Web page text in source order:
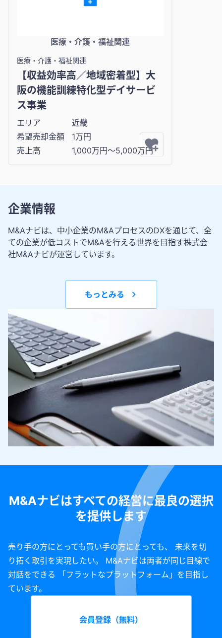
医療・介護・福祉関連
医療・介護・福祉関連
【収益効率高／地域密着型】大
阪の機能訓練特化型デイサービ
ス事業
エリア
近畿
希望売却金額
1万円
売上高
1,000万円〜5,000万円
企業情報
M&Aナビは、中小企業のM&AプロセスのDXを通じて、全
ての企業が低コストでM&Aを行える世界を目指す株式会
社M&Aナビが運営しています。
もっとみる
M&Aナビはすべての経営に最良の選択
を提供します
売り手の方にとっても買い手の方にとっても、 未来を切
り拓く取引を実現したい。 M&Aナビは両者が同じ目線で
対話をできる 「フラットなプラットフォーム」を目指し
ています。
会員登録（無料）